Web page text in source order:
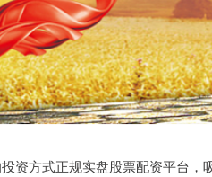
方式正规实盘股票配资平台，